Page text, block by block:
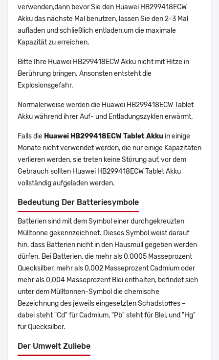
verwenden,dann bevor Sie den Huawei HB299418ECW
Akku das nächste Mal benutzen, lassen Sie den 2-3 Mal
aufladen und schließlich entladen,um die maximale
Kapazität zu erreichen.
Bitte Ihre Huawei HB299418ECW Akku nicht mit Hitze in
Berührung bringen. Ansonsten entsteht die
Explosionsgefahr.
Normalerweise werden die Huawei HB299418ECW Tablet
Akku während ihrer Auf- und Entladungszyklen erwärmt.
Falls die Huawei HB299418ECW Tablet Akku in einige
Monate nicht verwendet werden, die nur einige Kapazitäten
verlieren werden, sie treten keine Störung auf, vor dem
Gebrauch sollten Huawei HB299418ECW Tablet Akku
vollständig aufgeladen werden.
Bedeutung Der Batteriesymbole
Batterien sind mit dem Symbol einer durchgekreuzten
Mülltonne gekennzeichnet. Dieses Symbol weist darauf
hin, dass Batterien nicht in den Hausmüll gegeben werden
dürfen. Bei Batterien, die mehr als 0,0005 Masseprozent
Quecksilber, mehr als 0,002 Masseprozent Cadmium oder
mehr als 0,004 Masseprozent Blei enthalten, befindet sich
unter dem Mülltonnen-Symbol die chemische
Bezeichnung des jeweils eingesetzten Schadstoffes –
dabei steht "Cd" für Cadmium, "Pb" steht für Blei, und "Hg"
für Quecksilber.
Der Umwelt Zuliebe